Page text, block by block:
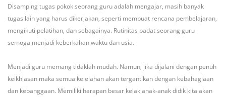
Disamping tugas pokok seorang guru adalah mengajar, masih banyak
tugas lain yang harus dikerjakan, seperti membuat rencana pembelajaran,
mengikuti pelatihan, dan sebagainya. Rutinitas padat seorang guru
semoga menjadi keberkahan waktu dan usia.
Menjadi guru memang tidaklah mudah. Namun, jika dijalani dengan penuh
keikhlasan maka semua kelelahan akan tergantikan dengan kebahagiaan
dan kebanggaan. Memiliki harapan besar kelak anak-anak didik kita akan